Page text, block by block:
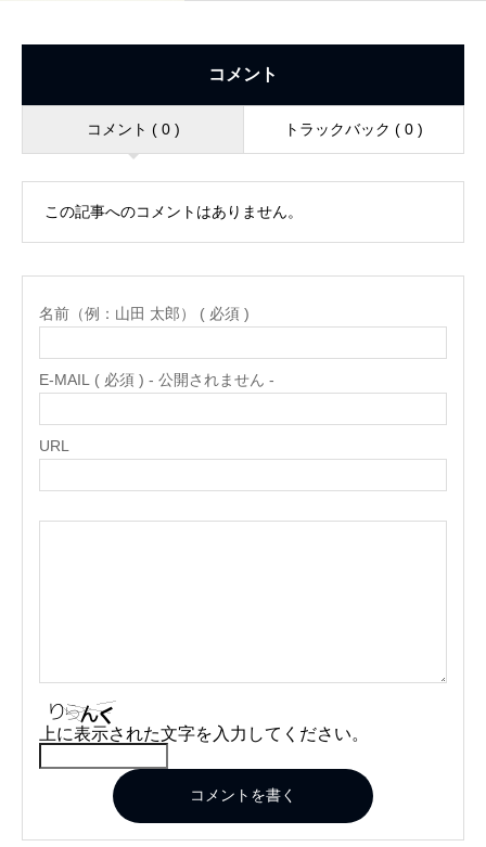
コメント
コメント ( 0 ) トラックバック ( 0 )
この記事へのコメントはありません。
名前（例：山田 太郎） ( 必須 )
E-MAIL ( 必須 ) - 公開されません -
URL
上に表示された文字を入力してください。
コメントを書く